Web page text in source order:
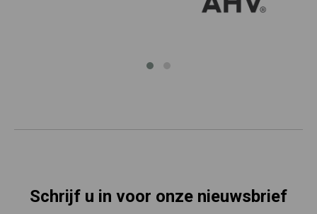
Schrijf u in voor onze nieuwsbrief